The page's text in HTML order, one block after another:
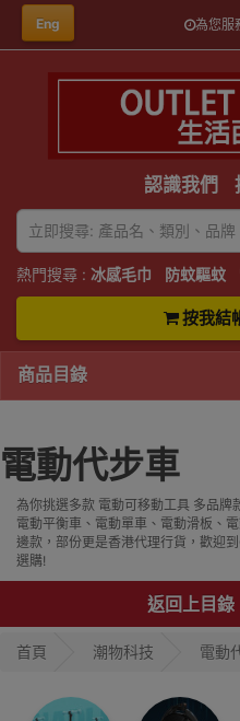
Eng 為您服
認識我們
熱門搜尋 : 冰感毛巾 防蚊驅蚊
按我結
商品目錄
電動代步車
為你挑選多款 電動可移動工具 多品牌
電動平衡車、電動單車、電動滑板、
邊款，部份更是香港代理行貨，歡迎
選購!
返回上目錄
首頁 潮物科技 電動